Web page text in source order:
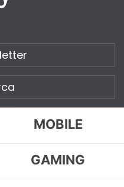
MOBILE
GAMING